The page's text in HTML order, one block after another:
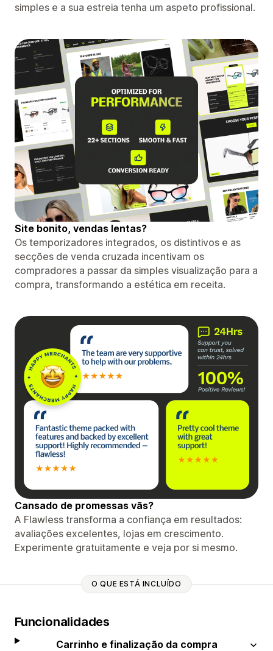
simples e a sua estreia tenha um aspeto profissional.
Site bonito, vendas lentas?
Os temporizadores integrados, os distintivos e as
secções de venda cruzada incentivam os
compradores a passar da simples visualização para a
compra, transformando a estética em receita.
Cansado de promessas vãs?
A Flawless transforma a confiança em resultados:
avaliações excelentes, lojas em crescimento.
Experimente gratuitamente e veja por si mesmo.
O QUE ESTÁ INCLUÍDO
Funcionalidades
Carrinho e finalização da compra